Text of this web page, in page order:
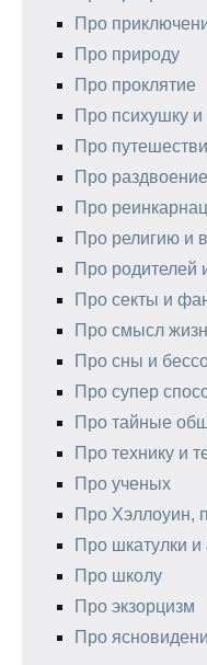
Про
Про природу
Про проклятие
Про психушку и
Про
Про
Про
Про религию и
Про родителей
Про секты и
Про смысл
Про сны и
Про супер
Про тайные
Про технику и
Про ученых
Про Хэллоуин,
Про шкатулки
Про школу
Про экзорцизм
Про